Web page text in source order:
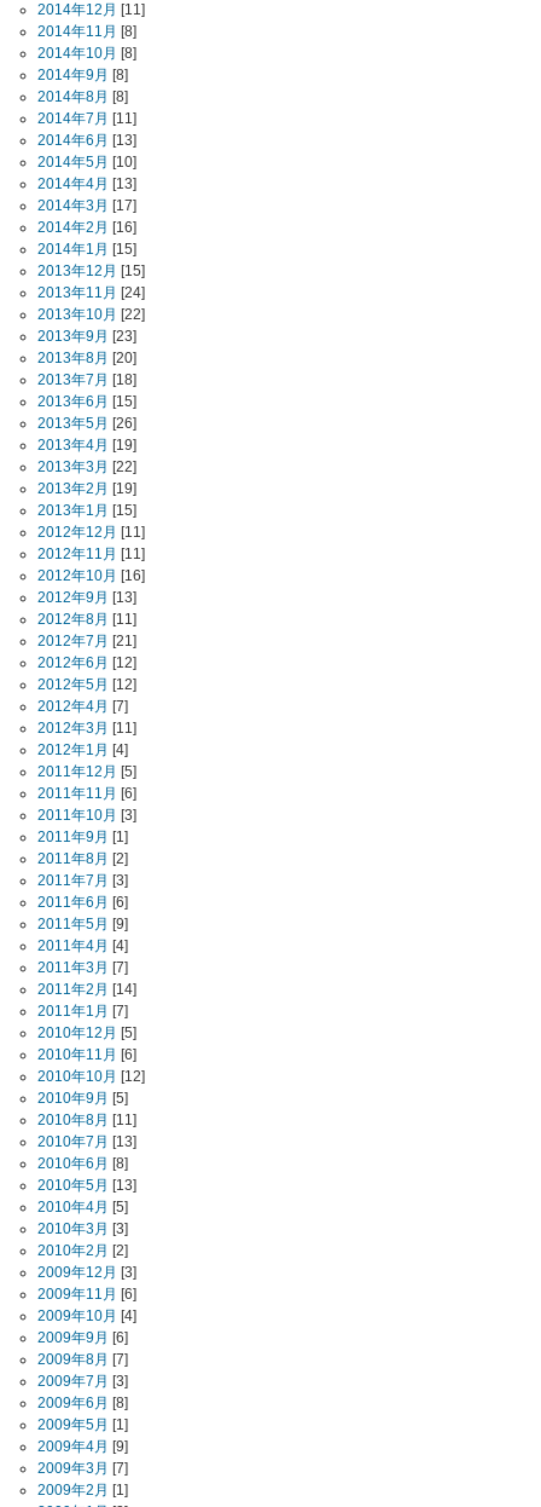
2014年12月 [11]
2014年11月 [8]
2014年10月 [8]
2014年9月 [8]
2014年8月 [8]
2014年7月 [11]
2014年6月 [13]
2014年5月 [10]
2014年4月 [13]
2014年3月 [17]
2014年2月 [16]
2014年1月 [15]
2013年12月 [15]
2013年11月 [24]
2013年10月 [22]
2013年9月 [23]
2013年8月 [20]
2013年7月 [18]
2013年6月 [15]
2013年5月 [26]
2013年4月 [19]
2013年3月 [22]
2013年2月 [19]
2013年1月 [15]
2012年12月 [11]
2012年11月 [11]
2012年10月 [16]
2012年9月 [13]
2012年8月 [11]
2012年7月 [21]
2012年6月 [12]
2012年5月 [12]
2012年4月 [7]
2012年3月 [11]
2012年1月 [4]
2011年12月 [5]
2011年11月 [6]
2011年10月 [3]
2011年9月 [1]
2011年8月 [2]
2011年7月 [3]
2011年6月 [6]
2011年5月 [9]
2011年4月 [4]
2011年3月 [7]
2011年2月 [14]
2011年1月 [7]
2010年12月 [5]
2010年11月 [6]
2010年10月 [12]
2010年9月 [5]
2010年8月 [11]
2010年7月 [13]
2010年6月 [8]
2010年5月 [13]
2010年4月 [5]
2010年3月 [3]
2010年2月 [2]
2009年12月 [3]
2009年11月 [6]
2009年10月 [4]
2009年9月 [6]
2009年8月 [7]
2009年7月 [3]
2009年6月 [8]
2009年5月 [1]
2009年4月 [9]
2009年3月 [7]
2009年2月 [1]